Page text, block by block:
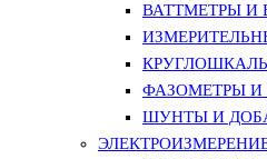
ВАТТМЕТРЫ И
ФАЗОМЕТРЫ
ШУНТЫ И